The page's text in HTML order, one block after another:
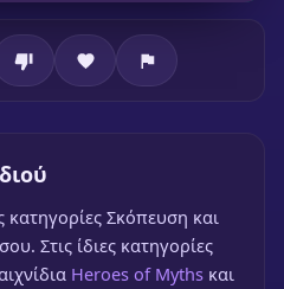
κατηγορίες Σκόπευση και
Στις ίδιες κατηγορίες
Heroes of Myths και